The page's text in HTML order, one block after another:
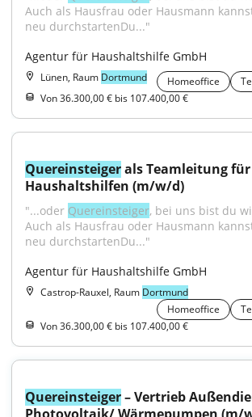
Auch als Hausfrau oder Hausmann
neu durchstartenDu..."
Agentur für Haushaltshilfe GmbH
Lünen, Raum Dortmund Homeoffice
Von 36.300,00 € bis 107.400,00 €
Quereinsteiger als Teamleitung für
Haushaltshilfen (m/w/d)
"...oder Quereinsteiger, bei uns bist du
Auch als Hausfrau oder Hausmann
neu durchstartenDu..."
Agentur für Haushaltshilfe GmbH
Castrop-Rauxel, Raum Dortmund
Homeoffice
Von 36.300,00 € bis 107.400,00 €
Quereinsteiger – Vertrieb